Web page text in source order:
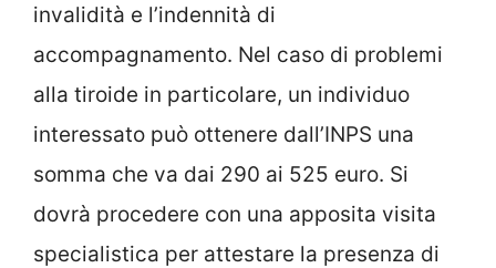
invalidità e l’indennità di
accompagnamento. Nel caso di problemi
alla tiroide in particolare, un individuo
interessato può ottenere dall’INPS una
somma che va dai 290 ai 525 euro. Si
dovrà procedere con una apposita visita
specialistica per attestare la presenza di